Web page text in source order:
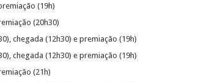
(19h)
(20h30)
chegada (12h30) e premiação (19h)
chegada (12h30) e premiação (19h)
(21h)